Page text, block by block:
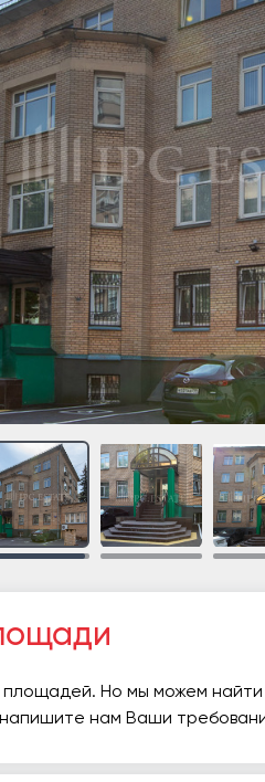
Но мы можем
нам Ваши